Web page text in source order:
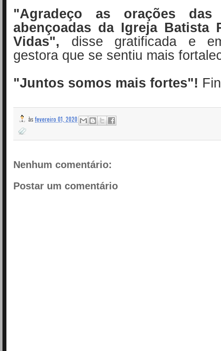
"Agradeço as orações
abençoadas da Igreja Batista
Vidas", disse gratificada e
gestora que se sentiu mais
"Juntos somos mais fortes"!
às fevereiro 01, 2020
Nenhum comentário:
Postar um comentário